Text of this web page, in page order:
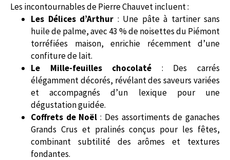
Les incontournables de Pierre Chauvet incluent :
Les Délices d’Arthur : Une pâte à tartiner sans
huile de palme, avec 43 % de noisettes du Piémont
torréfiées maison, enrichie récemment d’une
confiture de lait.
Le Mille-feuilles chocolaté : Des carrés
élégamment décorés, révélant des saveurs variées
et accompagnés d’un lexique pour une
dégustation guidée.
Coffrets de Noël : Des assortiments de ganaches
Grands Crus et pralinés conçus pour les fêtes,
combinant subtilité des arômes et textures
fondantes.